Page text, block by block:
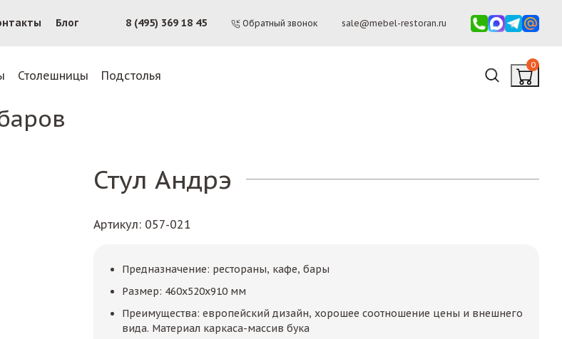
Блог 8 (495) 369 18 45 Обратный звонок sale@mebel-restoran.ru
Столешницы Подстолья
0
Стул Андрэ
Артикул: 057-021
Предназначение: рестораны, кафе, бары
Размер: 460х520х910 мм
Преимущества: европейский дизайн, хорошее соотношение цены и внешнего
вида. Материал каркаса-массив бука